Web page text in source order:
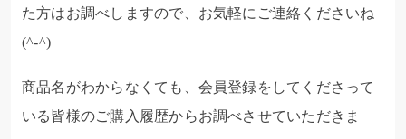
た方はお調べしますので、お気軽にご連絡くださいね
(^-^)
商品名がわからなくても、会員登録をしてくださって
いる皆様のご購入履歴からお調べさせていただきま